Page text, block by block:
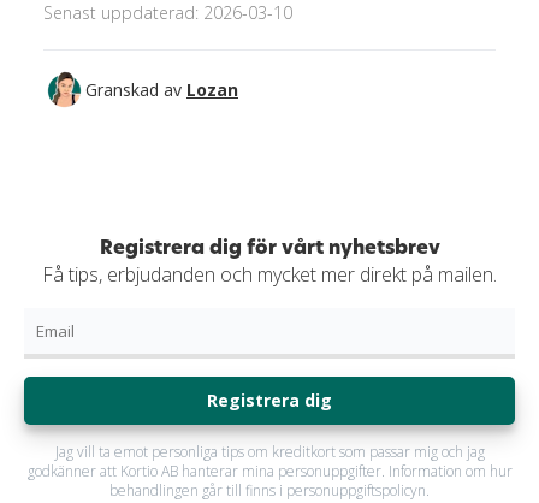
Senast uppdaterad: 2026-03-10
Granskad av Lozan
Registrera dig för vårt nyhetsbrev
Få tips, erbjudanden och mycket mer direkt på mailen.
Registrera dig
Jag vill ta emot personliga tips om kreditkort som passar mig och jag
godkänner att Kortio AB hanterar mina personuppgifter. Information om hur
behandlingen går till finns i personuppgiftspolicyn.